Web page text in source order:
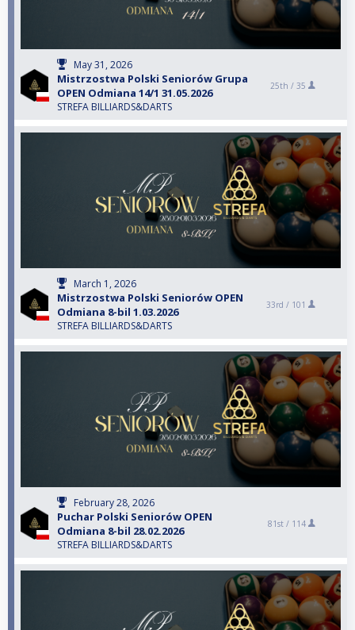
May 31, 2026
Mistrzostwa Polski Seniorów Grupa
OPEN Odmiana 14/1 31.05.2026
STREFA BILLIARDS&DARTS
25th / 35
March 1, 2026
Mistrzostwa Polski Seniorów OPEN
Odmiana 8-bil 1.03.2026
STREFA BILLIARDS&DARTS
33rd / 101
February 28, 2026
Puchar Polski Seniorów OPEN
Odmiana 8-bil 28.02.2026
STREFA BILLIARDS&DARTS
81st / 114